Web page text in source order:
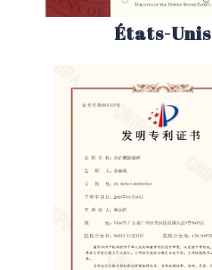
États-Unis